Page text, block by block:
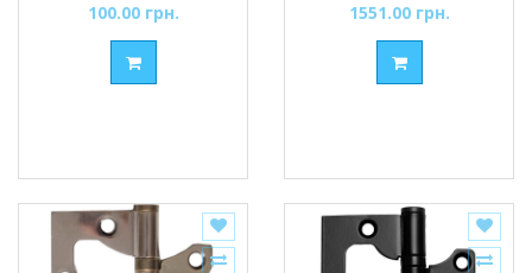
100.00 грн. 1551.00 грн.